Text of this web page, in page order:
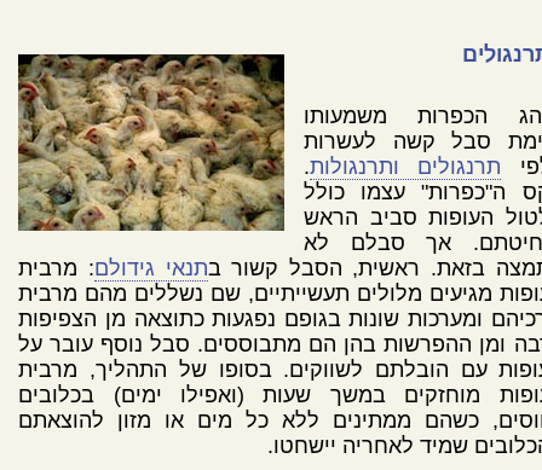
הכפרות משמעותו
סבל קשה לעשרות
תרנגולים ותרנגולות.
ה"כפרות" עצמו כולל
העופות סביב הראש
אך סבלם לא
בזאת. ראשית, הסבל קשור בתנאי גידולם: מרבית
מגיעים מלולים תעשייתיים, שם נשללים מהם מרבית
ומערכות שונות בגופם נפגעות כתוצאה מן הצפיפות
ומן ההפרשות בהן הם מתבוססים. סבל נוסף עובר על
עם הובלתם לשווקים. בסופו של התהליך, מרבית
מוחזקים במשך שעות (ואפילו ימים) בכלובים
כשהם ממתינים ללא כל מים או מזון להוצאתם
שמיד לאחריה יישחטו.